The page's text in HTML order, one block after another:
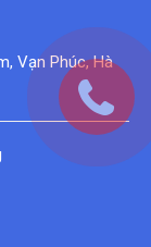
Vạn Phúc, Hà